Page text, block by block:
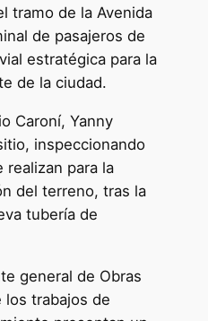
tramo de la Avenida
de pasajeros de
estratégica para la
de la ciudad.
Caroní, Yanny
inspeccionando
realizan para la
del terreno, tras la
tubería de
general de Obras
los trabajos de